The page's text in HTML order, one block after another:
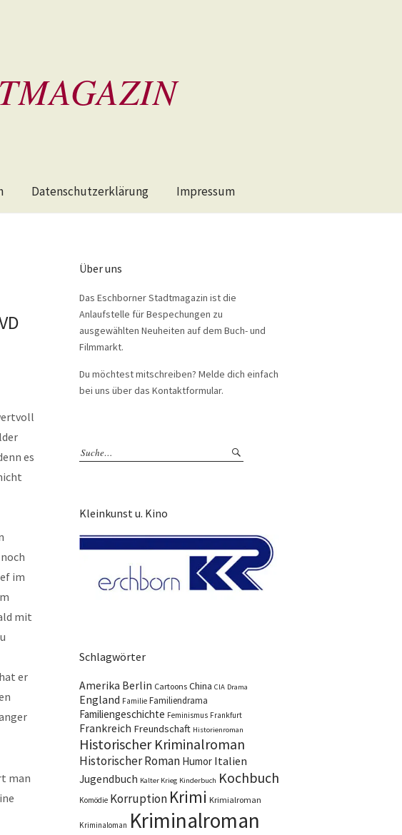
Datenschutzerklärung Impressum
es
im
mit
er
man
Über uns
Das Eschborner Stadtmagazin ist die
Anlaufstelle für Bespechungen zu
ausgewählten Neuheiten auf dem Buch- und
Filmmarkt.
Du möchtest mitschreiben? Melde dich einfach
bei uns über das Kontaktformular.
Kleinkunst u. Kino
Schlagwörter
Amerika Berlin Cartoons China CIA Drama
England Familie Familiendrama
Familiengeschichte Feminismus Frankfurt
Frankreich Freundschaft Historienroman
Historischer Kriminalroman
Historischer Roman Humor Italien
Jugendbuch Kalter Krieg Kinderbuch Kochbuch
Komödie Korruption Krimi Krimialroman
Kriminaloman Kriminalroman